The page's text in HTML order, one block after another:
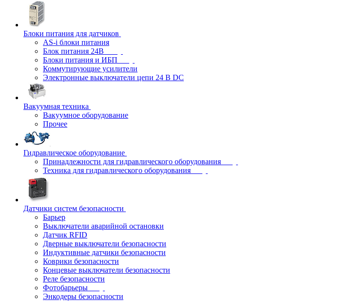
Блоки питания для датчиков
AS-i блоки питания
Блок питания 24В
Блоки питания и ИБП
Коммутирующие усилители
Электронные выключатели цепи 24 В DC
Вакуумная техника
Вакуумное оборудование
Прочее
Гидравлическое оборудование
Принадлежности для гидравлического оборудования
Техника для гидравлического оборудования
Датчики систем безопасности
Барьер
Выключатели аварийной остановки
Датчик RFID
Дверные выключатели безопасности
Индуктивные датчики безопасности
Коврики безопасности
Концевые выключатели безопасности
Реле безопасности
Фотобарьеры
Энкодеры безопасности